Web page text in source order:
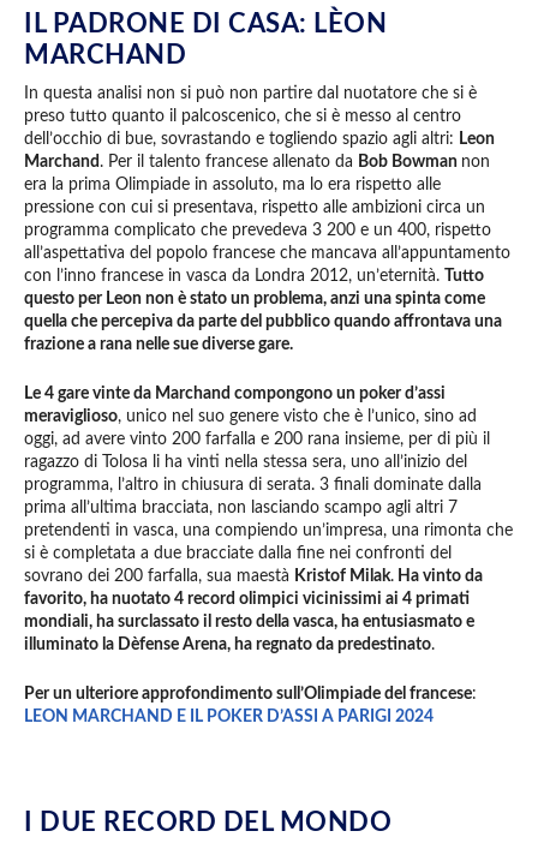
IL PADRONE DI CASA: LÈON
MARCHAND
In questa analisi non si può non partire dal nuotatore che si è
preso tutto quanto il palcoscenico, che si è messo al centro
dell’occhio di bue, sovrastando e togliendo spazio agli altri: Leon
Marchand . Per il talento francese allenato da Bob Bowman non
era la prima Olimpiade in assoluto, ma lo era rispetto alle
pressione con cui si presentava, rispetto alle ambizioni circa un
programma complicato che prevedeva 3 200 e un 400, rispetto
all’aspettativa del popolo francese che mancava all’appuntamento
con l’inno francese in vasca da Londra 2012, un’eternità. Tutto
questo per Leon non è stato un problema, anzi una spinta come
quella che percepiva da parte del pubblico quando affrontava una
frazione a rana nelle sue diverse gare.
Le 4 gare vinte da Marchand compongono un poker d’assi
meraviglioso, unico nel suo genere visto che è l’unico, sino ad
oggi, ad avere vinto 200 farfalla e 200 rana insieme, per di più il
ragazzo di Tolosa li ha vinti nella stessa sera, uno all’inizio del
programma, l’altro in chiusura di serata. 3 finali dominate dalla
prima all’ultima bracciata, non lasciando scampo agli altri 7
pretendenti in vasca, una compiendo un’impresa, una rimonta che
si è completata a due bracciate dalla fine nei confronti del
sovrano dei 200 farfalla, sua maestà Kristof Milak. Ha vinto da
favorito, ha nuotato 4 record olimpici vicinissimi ai 4 primati
mondiali, ha surclassato il resto della vasca, ha entusiasmato e
illuminato la Dèfense Arena, ha regnato da predestinato.
Per un ulteriore approfondimento sull’Olimpiade del francese:
LEON MARCHAND E IL POKER D’ASSI A PARIGI 2024
I DUE RECORD DEL MONDO